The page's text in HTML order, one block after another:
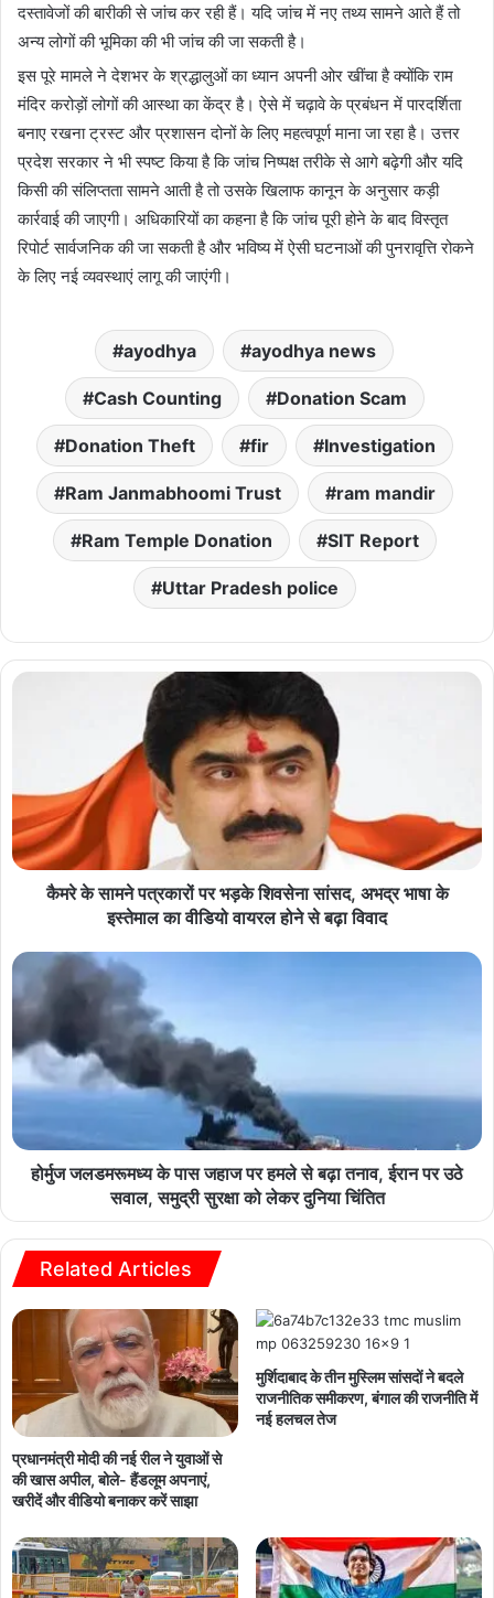
दस्तावेजों की बारीकी से जांच कर रही हैं। यदि जांच में नए तथ्य सामने आते हैं तो
अन्य लोगों की भूमिका की भी जांच की जा सकती है।
इस पूरे मामले ने देशभर के श्रद्धालुओं का ध्यान अपनी ओर खींचा है क्योंकि राम
मंदिर करोड़ों लोगों की आस्था का केंद्र है। ऐसे में चढ़ावे के प्रबंधन में पारदर्शिता
बनाए रखना ट्रस्ट और प्रशासन दोनों के लिए महत्वपूर्ण माना जा रहा है। उत्तर
प्रदेश सरकार ने भी स्पष्ट किया है कि जांच निष्पक्ष तरीके से आगे बढ़ेगी और यदि
किसी की संलिप्तता सामने आती है तो उसके खिलाफ कानून के अनुसार कड़ी
कार्रवाई की जाएगी। अधिकारियों का कहना है कि जांच पूरी होने के बाद विस्तृत
रिपोर्ट सार्वजनिक की जा सकती है और भविष्य में ऐसी घटनाओं की पुनरावृत्ति रोकने
के लिए नई व्यवस्थाएं लागू की जाएंगी।
ayodhya ayodhya news
Cash Counting Donation Scam
Donation Theft fir Investigation
Ram Janmabhoomi Trust ram mandir
Ram Temple Donation SIT Report
Uttar Pradesh police
कैमरे के सामने पत्रकारों पर भड़के शिवसेना सांसद, अभद्र भाषा के
इस्तेमाल का वीडियो वायरल होने से बढ़ा विवाद
होर्मुज जलडमरूमध्य के पास जहाज पर हमले से बढ़ा तनाव, ईरान पर उठे
सवाल, समुद्री सुरक्षा को लेकर दुनिया चिंतित
Related Articles
प्रधानमंत्री मोदी की नई रील ने युवाओं से
की खास अपील, बोले- हैंडलूम अपनाएं,
खरीदें और वीडियो बनाकर करें साझा
मुर्शिदाबाद के तीन मुस्लिम सांसदों ने बदले
राजनीतिक समीकरण, बंगाल की राजनीति में
नई हलचल तेज